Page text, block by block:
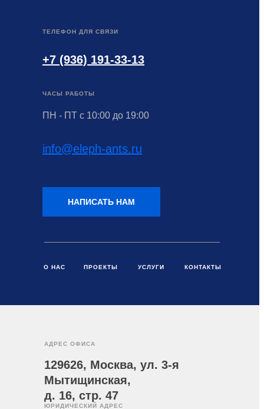
ТЕЛЕФОН ДЛЯ СВЯЗИ
АДРЕС ОФИСА
+7 (936) 191-33-13
ПН - ПТ с 10:00 до 19:00
129626, Москва, ул. 3-я
Мытищинская,
д. 16, стр. 47
ЮРИДИЧЕСКИЙ АДРЕС
О НАС ПРОЕКТЫ УСЛУГИ КОНТАКТЫ
НАПИСАТЬ НАМ
info@eleph-ants.ru
ЧАСЫ РАБОТЫ